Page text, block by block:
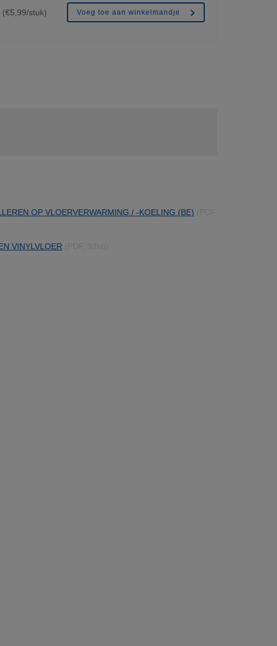
(€5,99/stuk) Voeg toe aan winkelmandje
OP VLOERVERWARMING / -KOELING (BE)
VINYLVLOER